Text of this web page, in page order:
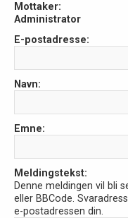
Mottaker:
Administrator
E-postadresse:
Navn:
Emne:
Meldingstekst:
Denne meldingen vil bli
eller BBCode.
e-postadressen din.